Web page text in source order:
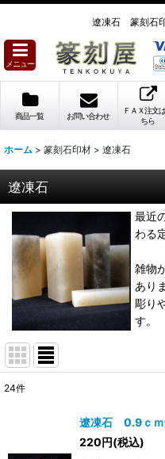
遼凍石 篆刻石
メニュー
商品一覧 お問い合わせ
ＦＡＸ注文
ちら
ホーム > 篆刻石印材 > 遼凍石
遼凍石
最近
わる
雑物
あり
彫り
す。
24件
遼凍石 0.9ｃｍ
220円(税込)